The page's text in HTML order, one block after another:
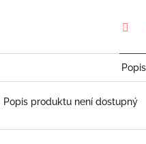
Popis
Popis produktu není dostupný